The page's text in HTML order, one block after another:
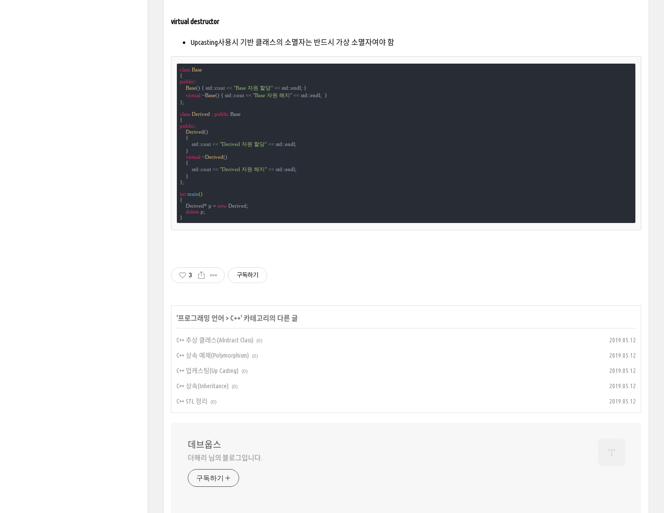
virtual destructor
Upcasting사용시 기반 클래스의 소멸자는 반드시 가상 소멸자여야 함
class Base
{
public:
Base() { std::cout << "Base 자원 할당" << std::endl; }
virtual ~Base() { std::cout << "Base 자원 해지" << std::endl;  }
};
class Derived : public Base
public:
Derived()
    {
        std::cout <<
"Derived 자원 할당" << std::endl;
    }
virtual ~Derived()
    {
        std::cout <<
"Derived 자원 해지" << std::endl;
    }
};
int main()
{
    Derived* p =
new Derived;
delete p;
}
3 구독하기
'프로그래밍 언어 >C++' 카테고리의 다른 글
C++ 추상 클래스(Abstract Class) (0) 2019.05.12
C++ 상속 예제(Polymorphism) (0) 2019.05.12
C++ 업캐스팅(Up Casting) (0) 2019.05.12
C++ 상속(Inheritance) (0) 2019.05.12
C++ STL 정리 (0) 2019.05.12
데브웁스
더해리 님의 블로그입니다.
구독하기